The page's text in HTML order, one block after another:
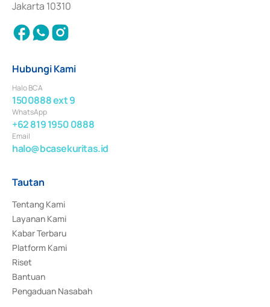
Jakarta 10310
Hubungi Kami
Halo BCA
1500888 ext 9
WhatsApp
+62 819 1950 0888
Email
halo@bcasekuritas.id
Tautan
Tentang Kami
Layanan Kami
Kabar Terbaru
Platform Kami
Riset
Bantuan
Pengaduan Nasabah